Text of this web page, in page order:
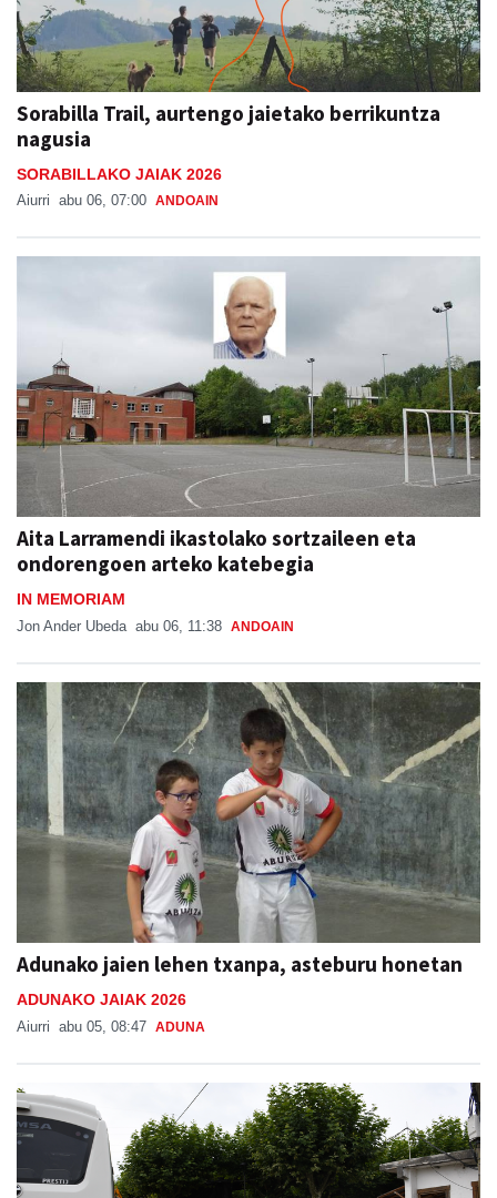
Sorabilla Trail, aurtengo jaietako berrikuntza
nagusia
SORABILLAKO JAIAK 2026
Aiurri abu 06, 07:00 ANDOAIN
Aita Larramendi ikastolako sortzaileen eta
ondorengoen arteko katebegia
IN MEMORIAM
Jon Ander Ubeda abu 06, 11:38 ANDOAIN
Adunako jaien lehen txanpa, asteburu honetan
ADUNAKO JAIAK 2026
Aiurri abu 05, 08:47 ADUNA